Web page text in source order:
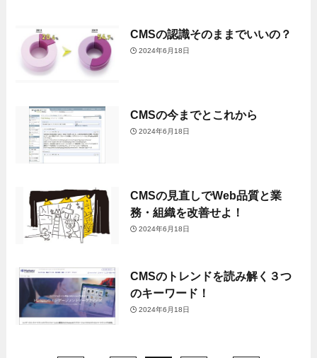
CMSの認識そのままでいいの？
2024年6月18日
CMSの今までとこれから
2024年6月18日
CMSの見直しでWeb品質と業
務・組織を改善せよ！
2024年6月18日
CMSのトレンドを読み解く３つ
のキーワード！
2024年6月18日